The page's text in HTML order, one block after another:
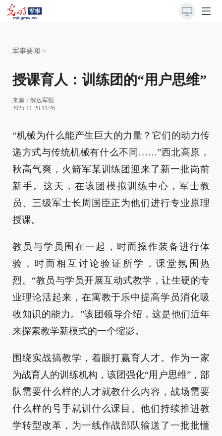
军事要闻 >
授课育人：训练团的“用户思维”
来源： 解放军报
2025-11-20 11:26
“机械为什么能产生巨大的力量？它们的动力传
递方式与传统机械有什么不同……”西北高原，
秋高气爽，火箭军某训练团迎来了新一批岗前
新手。这天，在该团模拟训练中心，军士教
员、三级军士长周国臣正为他们进行专业原理
授课。
教员与学员围在一起，时而操作装备进行体
验，时而相互讨论验证所学，课堂氛围热
烈。“教员与学员开展互动式教学，让生硬的专
业理论活起来，在寓教于乐中提高学员消化吸
收知识的能力。”该团领导介绍，这是他们近年
来探索教学新模式的一个缩影。
围绕实战搞教学，着眼打赢育人才。作为一家
为战育人的训练机构，该团强化“用户思维”，部
队需要什么样的人才就教什么内容，战场需要
什么样的号手就训什么课目。他们持续推进教
学转型改革，为一线作战部队输送了一批批懂